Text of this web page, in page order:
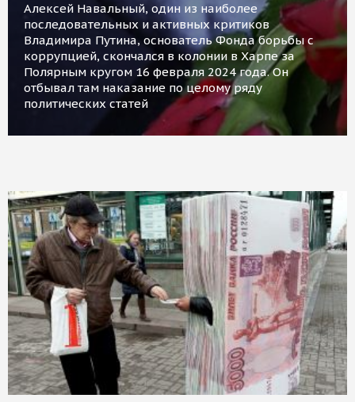
Алексей Навальный, один из наиболее
последовательных и активных критиков
Владимира Путина, основатель Фонда борьбы с
коррупцией, скончался в колонии в Харпе за
Полярным кругом 16 февраля 2024 года. Он
отбывал там наказание по целому ряду
политических статей